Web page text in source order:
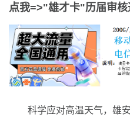
点我=>"雄才卡"历届审
科学应对高温天气，雄安